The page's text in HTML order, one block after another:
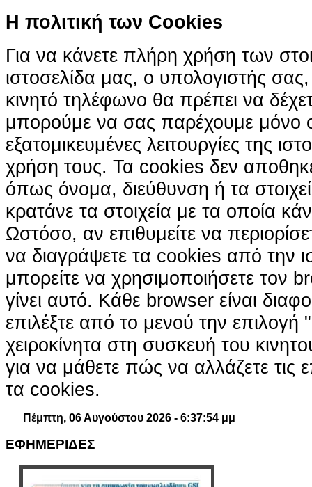
H πολιτική των Cookies
Για να κάνετε πλήρη χρήση των
ιστοσελίδα μας, ο υπολογιστής
κινητό τηλέφωνο θα πρέπει να
μπορούμε να σας παρέχουμε μόνο
εξατομικευμένες λειτουργίες της
χρήση τους. Τα cookies δεν
όπως όνομα, διεύθυνση ή τα
κρατάνε τα στοιχεία με τα οποία
Ωστόσο, αν επιθυμείτε να
να διαγράψετε τα cookies από την
μπορείτε να χρησιμοποιήσετε τον
γίνει αυτό. Κάθε browser είναι
επιλέξτε από το μενού την επιλογή
χειροκίνητα στη συσκευή του
για να μάθετε πώς να αλλάζετε τις
τα cookies.
Πέμπτη, 06 Αυγούστου 2026 - 6:37:55 μμ
ΕΦΗΜΕΡΙΔΕΣ